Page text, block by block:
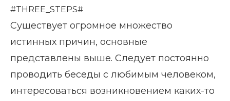
#THREE_STEPS#
Существует огромное множество
истинных причин, основные
представлены выше. Следует постоянно
проводить беседы с любимым человеком,
интересоваться возникновением каких-то